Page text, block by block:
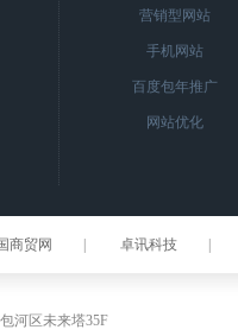
营销型网站
手机网站
百度包年推广
网站优化
商贸网 卓讯科技
河区未来塔35F